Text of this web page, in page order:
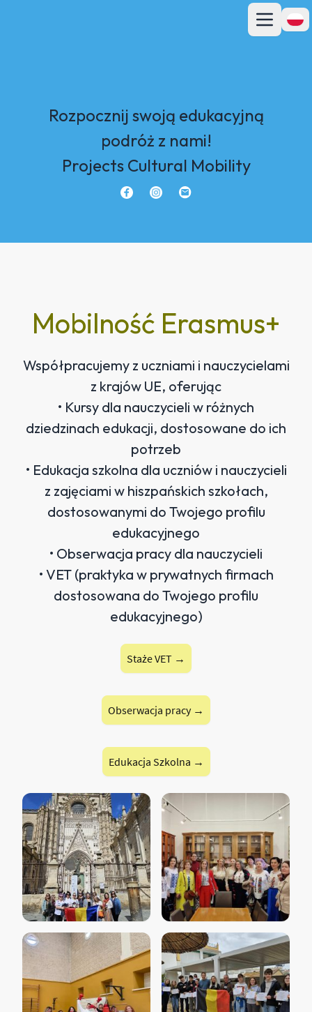
Otwórz
Rozpocznij swoją edukacyjną
podróż z nami!
Projects Cultural Mobility
Mobilność Erasmus+
Współpracujemy z uczniami i nauczycielami
z krajów UE, oferując
• Kursy dla nauczycieli w różnych
dziedzinach edukacji, dostosowane do ich
potrzeb
• Edukacja szkolna dla uczniów i nauczycieli
z zajęciami w hiszpańskich szkołach,
dostosowanymi do Twojego profilu
edukacyjnego
• Obserwacja pracy dla nauczycieli
• VET (praktyka w prywatnych firmach
dostosowana do Twojego profilu
edukacyjnego)
Staże VET →
Obserwacja pracy →
Edukacja Szkolna →